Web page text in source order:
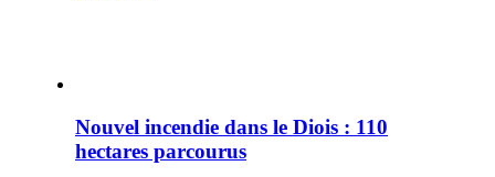
Nouvel incendie dans le Diois : 110
hectares parcourus